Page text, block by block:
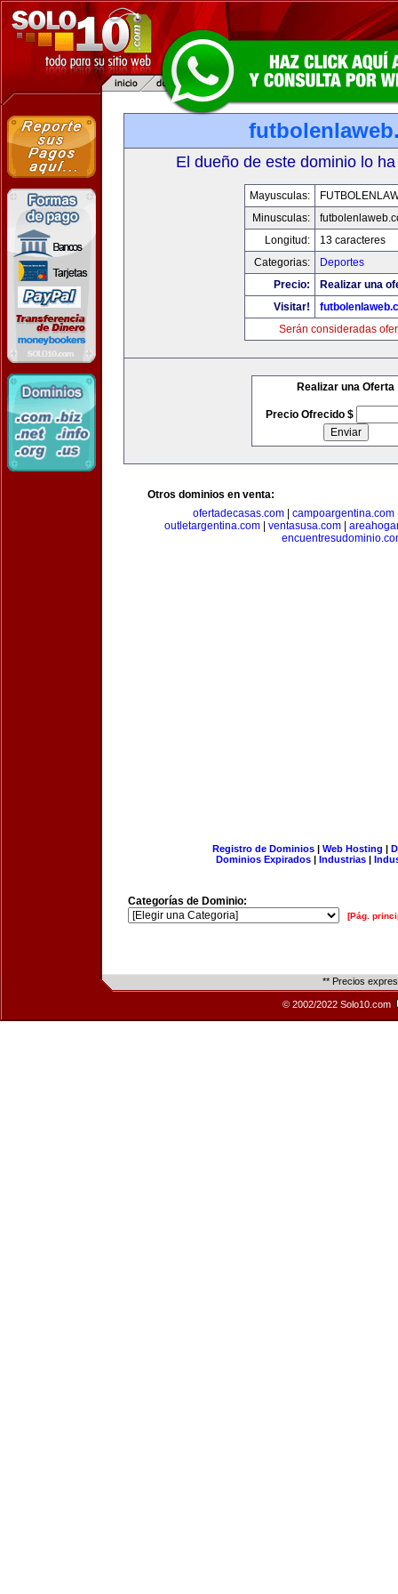
El dueño de este dominio lo
Mayusculas:
Minusculas:
Longitud:
13 caracteres
Categorias:
Deportes
Precio:
Realizar una
Visitar!
Serán consideradas
Realizar una Oferta
Precio Ofrecido $
Otros dominios en venta:
ofertadecasas.com| campoargentina.com
outletargentina.com
ventasusa.com
Registro de Dominios| Web Hosting |
Dominios Expirados | Industrias |
Categorías de Dominio:
[Pág.
** Precios
© 2002/2022 Solo10.com